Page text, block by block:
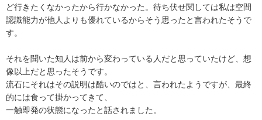
ど行きたくなかったから行かなかった。待ち伏せ関しては私は空間
認識能力が他人よりも優れているからそう思ったと言われたそうで
す。
それを聞いた知人は前から変わっている人だと思っていたけど、想
像以上だと思ったそうです。
流石にそれはその説明は酷いのではと、言われたようですが、最終
的には食って掛かってきて、
一触即発の状態になったと話されました。